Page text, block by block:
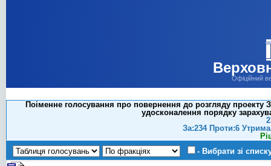
Офіційний
Поіменне голосування про повернення до розгляду проекту
удосконалення порядку
За:234 Проти:6
- Вибрати зі